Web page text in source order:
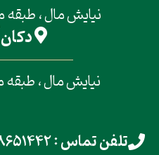
نیایش مال ، طبقه
نیایش مال ، طبقه
تلفن تماس : 09358651442